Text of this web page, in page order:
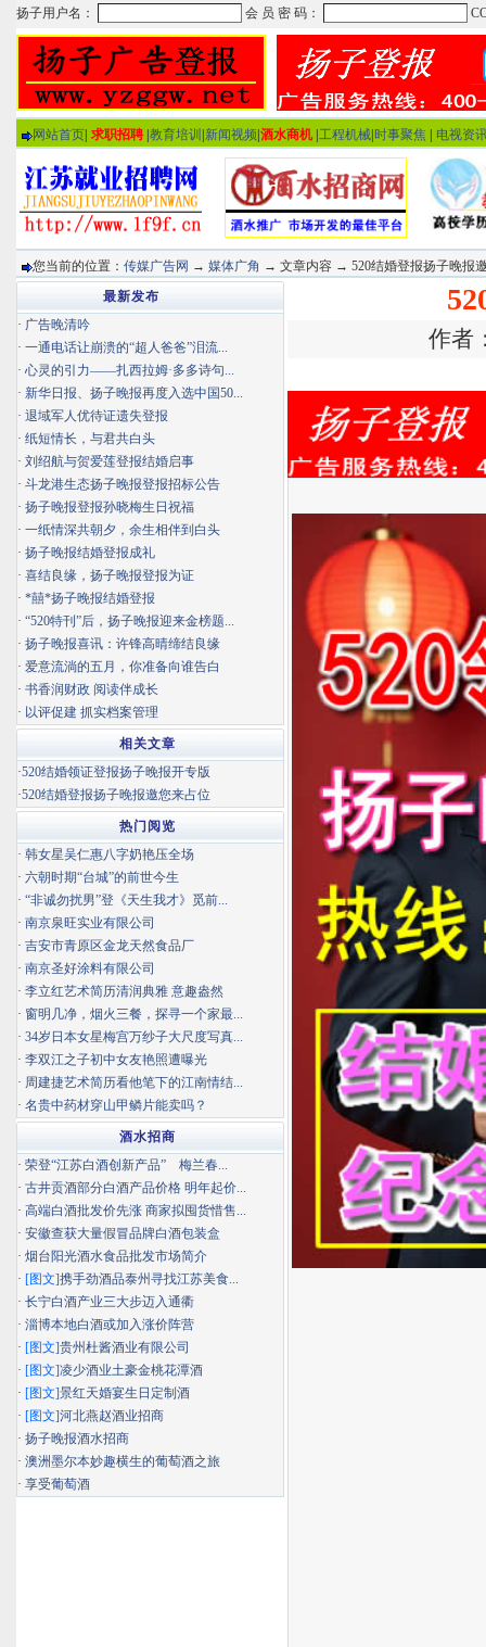
网站首页 求职招聘 教育培训 新闻视频 酒水商机 工程机械 时事聚焦 电视资
您当前的位置： 传媒广告网 → 媒体广角 → 文章内容 → 520结婚登报扬子晚报
作者
最新发布
· 广告晚清吟
· 一通电话让崩溃的“超人爸爸”泪流...
· 心灵的引力——扎西拉姆·多多诗句...
· 新华日报、扬子晚报再度入选中国50...
· 退域军人优待证遗失登报
· 纸短情长，与君共白头
· 刘绍航与贺爱莲登报结婚启事
· 斗龙港生态扬子晚报登报招标公告
· 扬子晚报登报孙晓梅生日祝福
· 一纸情深共朝夕，余生相伴到白头
· 扬子晚报结婚登报成礼
· 喜结良缘，扬子晚报登报为证
· *囍*扬子晚报结婚登报
· “520特刊”后，扬子晚报迎来金榜题...
· 扬子晚报喜讯：许锋高晴缔结良缘
· 爱意流淌的五月，你准备向谁告白
· 书香润财政 阅读伴成长
· 以评促建 抓实档案管理
相关文章
·520结婚领证登报扬子晚报开专版
·520结婚登报扬子晚报邀您来占位
热门阅览
· 韩女星吴仁惠八字奶艳压全场
· 六朝时期“台城”的前世今生
· “非诚勿扰男”登《天生我才》觅前...
· 南京泉旺实业有限公司
· 吉安市青原区金龙天然食品厂
· 南京圣好涂料有限公司
· 李立红艺术简历清润典雅 意趣盎然
· 窗明几净，烟火三餐，探寻一个家最...
· 34岁日本女星梅宫万纱子大尺度写真...
· 李双江之子初中女友艳照遭曝光
· 周建捷艺术简历看他笔下的江南情结...
· 名贵中药材穿山甲鳞片能卖吗？
酒水招商
· 荣登“江苏白酒创新产品” 梅兰春...
· 古井贡酒部分白酒产品价格 明年起价...
· 高端白酒批发价先涨 商家拟囤货惜售...
· 安徽查获大量假冒品牌白酒包装盒
· 烟台阳光酒水食品批发市场简介
· [图文]携手劲酒品泰州寻找江苏美食...
· 长宁白酒产业三大步迈入通衢
· 淄博本地白酒或加入涨价阵营
· [图文]贵州杜酱酒业有限公司
· [图文]凌少酒业土豪金桃花潭酒
· [图文]景红天婚宴生日定制酒
· [图文]河北燕赵酒业招商
· 扬子晚报酒水招商
· 澳洲墨尔本妙趣横生的葡萄酒之旅
· 享受葡萄酒